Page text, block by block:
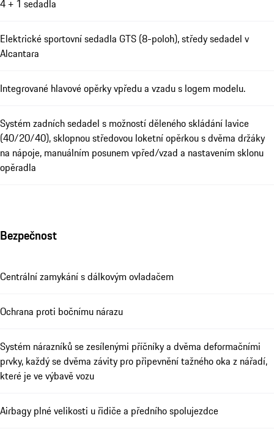
4 + 1 sedadla
Elektrické sportovní sedadla GTS (8-poloh), středy sedadel v
Alcantara
Integrované hlavové opěrky vpředu a vzadu s logem modelu.
Systém zadních sedadel s možností děleného skládání lavice
(40/20/40), sklopnou středovou loketní opěrkou s dvěma držáky
na nápoje, manuálním posunem vpřed/vzad a nastavením sklonu
opěradla
Bezpečnost
Centrální zamykání s dálkovým ovladačem
Ochrana proti bočnímu nárazu
Systém nárazníků se zesílenými příčníky a dvěma deformačními
prvky, každý se dvěma závity pro připevnění tažného oka z nářadí,
které je ve výbavě vozu
Airbagy plné velikosti u řidiče a předního spolujezdce